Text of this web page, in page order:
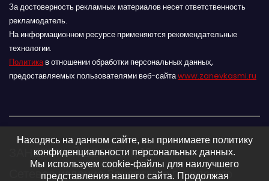
За достоверность рекламных материалов несет ответственность
рекламодатель.
На информационном ресурсе применяются рекомендательные
технологии.
Политикав отношении обработки персональных данных,
предоставляемых пользователями веб-сайтаwww.zanevkasmi.ru
ЗАНЕВСКИЙ ВЕСТНИК 16+
Сетевое издание Заневского городского
Находясь на данном сайте, вы принимаете политику
конфиденциальности персональных данных.
Мы используем cookie-файлы для наилучшего
представления нашего сайта. Продолжая